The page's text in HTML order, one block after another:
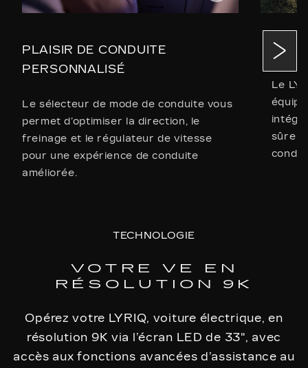
PLAISIR DE CONDUITE
PERSONNALISÉ
Le sélecteur de mode de conduite vous
permet d’optimiser la direction, le
freinage et le régulateur de vitesse
pour une expérience de conduite
améliorée.
Le
sûre
TECHNOLOGIE
VOTRE VE EN
RÉSOLUTION 9K
Opérez votre LYRIQ, voiture électrique, en
résolution 9K via l’écran LED de 33", avec
accès aux fonctions avancées d’assistance au